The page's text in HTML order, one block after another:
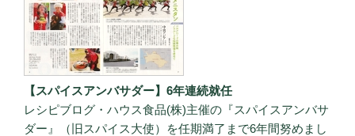
【スパイスアンバサダー】6年連続就任
レシピブログ・ハウス食品(株)主催の『スパイスアンバサ
ダー』（旧スパイス大使）を任期満了まで6年間努めまし